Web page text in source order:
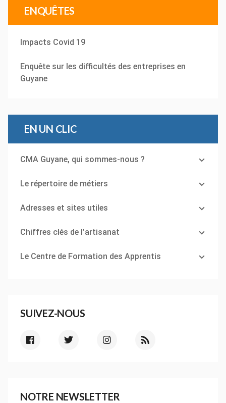
ENQUÊTES
Impacts Covid 19
Enquête sur les difficultés des entreprises en
Guyane
EN UN CLIC
CMA Guyane, qui sommes-nous ?
Le répertoire de métiers
Adresses et sites utiles
Chiffres clés de l’artisanat
Le Centre de Formation des Apprentis
SUIVEZ-NOUS
NOTRE NEWSLETTER